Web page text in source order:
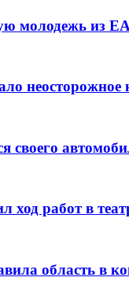
молодежь из
неосторожное
своего
ход работ в
область в